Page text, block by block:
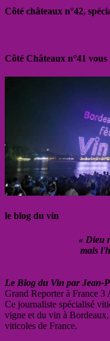
Côté châteaux n°42,
Côté Châteaux n°41
le blog du vin
« Dieu
mais
Le Blog du Vin par Jean-
Grand Reporter à France 3
Ce journaliste spécialisé
vigne et du vin à
viticoles de France.